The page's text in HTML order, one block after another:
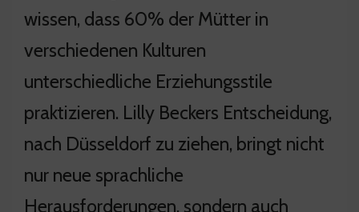
wissen, dass 60% der Mütter in
verschiedenen Kulturen
unterschiedliche Erziehungsstile
praktizieren. Lilly Beckers Entscheidung,
nach Düsseldorf zu ziehen, bringt nicht
nur neue sprachliche
Herausforderungen, sondern auch